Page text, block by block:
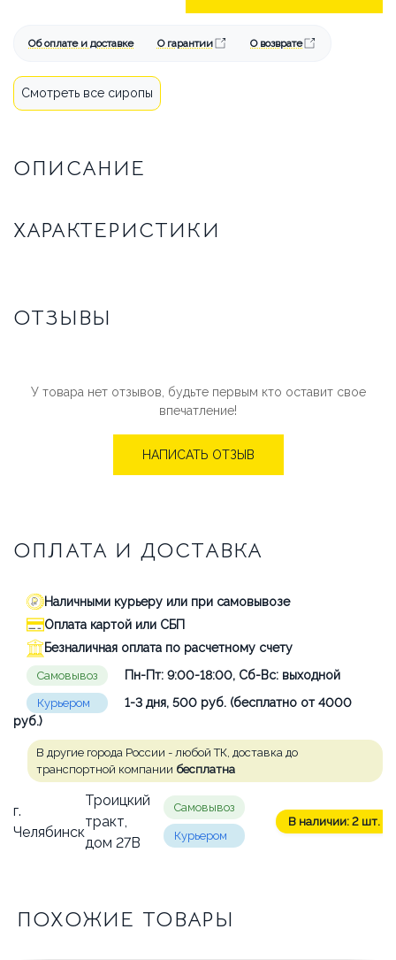
Об оплате и доставке О гарантии О возврате
Смотреть все сиропы
ОПИСАНИЕ
ХАРАКТЕРИСТИКИ
ОТЗЫВЫ
У товара нет отзывов, будьте первым кто оставит свое
впечатление!
НАПИСАТЬ ОТЗЫВ
ОПЛАТА И ДОСТАВКА
Наличными курьеру или при самовывозе
Оплата картой или СБП
Безналичная оплата по расчетному счету
Самовывоз Пн-Пт: 9:00-18:00, Сб-Вс: выходной
Курьером
1-3 дня, 500 руб. (бесплатно от 4000
руб.)
В другие города России - любой ТК, доставка до
транспортной компании бесплатна
г.
Челябинск
Троицкий
тракт,
дом 27В
Самовывоз
Курьером
В наличии: 2 шт.
ПОХОЖИЕ ТОВАРЫ